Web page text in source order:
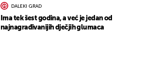
DALEKI GRAD
Ima tek šest godina, a već je jedan od
najnagrađivanijih dječjih glumaca